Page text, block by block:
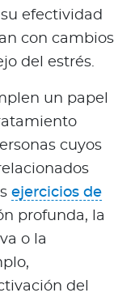
efectividad
con cambios
del estrés.
un papel
cuyos
ejercicios de
profunda, la
o la
del